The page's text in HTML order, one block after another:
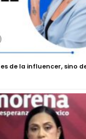
de la influencer, sino